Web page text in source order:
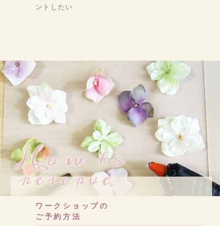
ントしたい
How to
reserve
ワークショップの
ご予約方法